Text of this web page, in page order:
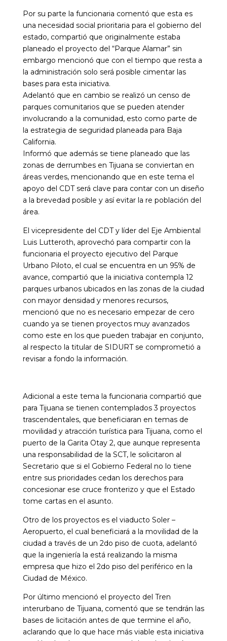
Por su parte la funcionaria comentó que esta es
una necesidad social prioritaria para el gobierno del
estado, compartió que originalmente estaba
planeado el proyecto del “Parque Alamar” sin
embargo mencionó que con el tiempo que resta a
la administración solo será posible cimentar las
bases para esta iniciativa.
Adelantó que en cambio se realizó un censo de
parques comunitarios que se pueden atender
involucrando a la comunidad, esto como parte de
la estrategia de seguridad planeada para Baja
California.
Informó que además se tiene planeado que las
zonas de derrumbes en Tijuana se conviertan en
áreas verdes, mencionando que en este tema el
apoyo del CDT será clave para contar con un diseño
a la brevedad posible y así evitar la re población del
área.
El vicepresidente del CDT y líder del Eje Ambiental
Luis Lutteroth, aprovechó para compartir con la
funcionaria el proyecto ejecutivo del Parque
Urbano Piloto, el cual se encuentra en un 95% de
avance, compartió que la iniciativa contempla 12
parques urbanos ubicados en las zonas de la ciudad
con mayor densidad y menores recursos,
mencionó que no es necesario empezar de cero
cuando ya se tienen proyectos muy avanzados
como este en los que pueden trabajar en conjunto,
al respecto la titular de SIDURT se comprometió a
revisar a fondo la información.
Adicional a este tema la funcionaria compartió que
para Tijuana se tienen contemplados 3 proyectos
trascendentales, que beneficiaran en temas de
movilidad y atracción turística para Tijuana, como el
puerto de la Garita Otay 2, que aunque representa
una responsabilidad de la SCT, le solicitaron al
Secretario que si el Gobierno Federal no lo tiene
entre sus prioridades cedan los derechos para
concesionar ese cruce fronterizo y que el Estado
tome cartas en el asunto.
Otro de los proyectos es el viaducto Soler –
Aeropuerto, el cual beneficiará a la movilidad de la
ciudad a través de un 2do piso de cuota, adelantó
que la ingeniería la está realizando la misma
empresa que hizo el 2do piso del periférico en la
Ciudad de México.
Por último mencionó el proyecto del Tren
interurbano de Tijuana, comentó que se tendrán las
bases de licitación antes de que termine el año,
aclarando que lo que hace más viable esta iniciativa